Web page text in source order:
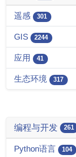
遥感 301
GIS 2244
应用 41
生态环境 317
编程与开发 261
Python语言 104